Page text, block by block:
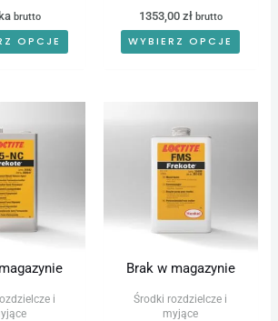
brutto
OPCJE
1353,00 zł brutto
WYBIERZ OPCJE
i
Brak w magazynie
Środki rozdzielcze i
myjące
produkt
ma
Opcje
można